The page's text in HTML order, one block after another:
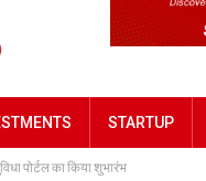
STARTUP
पोर्टल का किया शुभारंभ